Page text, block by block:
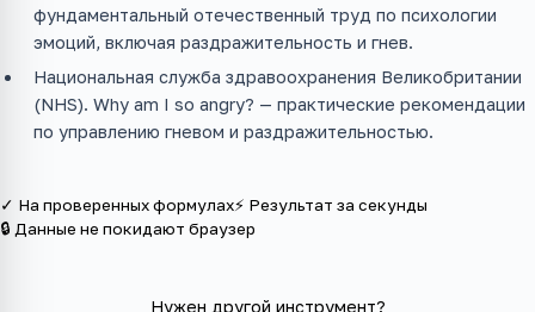
фундаментальный отечественный труд по психологии
эмоций, включая раздражительность и гнев.
Национальная служба здравоохранения Великобритании
(NHS). Why am I so angry? — практические рекомендации
по управлению гневом и раздражительностью.
✓ На проверенных формулах⚡ Результат за секунды
🔒 Данные не покидают браузер
Нужен другой инструмент?